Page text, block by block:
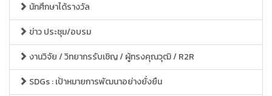
นักศึกษาได้รางวัล
ข่าว ประชุม/อบรม
งานวิจัย / วิทยากรรับเชิญ / ผู้ทรงคุณวุฒิ / R2R
SDGs : เป้าหมายการพัฒนาอย่างยั่งยืน